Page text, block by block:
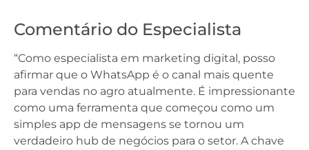
Comentário do Especialista
“Como especialista em marketing digital, posso
afirmar que o WhatsApp é o canal mais quente
para vendas no agro atualmente. É impressionante
como uma ferramenta que começou como um
simples app de mensagens se tornou um
verdadeiro hub de negócios para o setor. A chave